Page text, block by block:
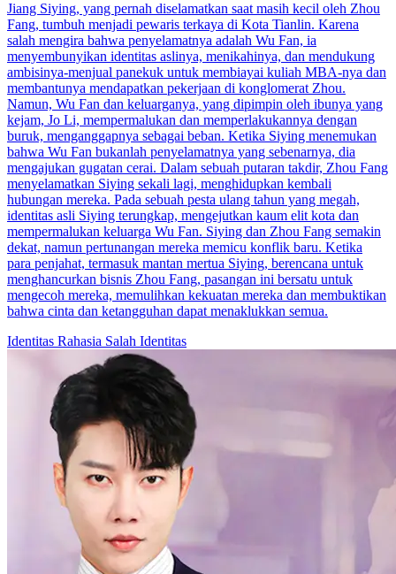
Jiang Siying, yang pernah diselamatkan saat masih kecil oleh Zhou
Fang, tumbuh menjadi pewaris terkaya di Kota Tianlin. Karena
salah mengira bahwa penyelamatnya adalah Wu Fan, ia
menyembunyikan identitas aslinya, menikahinya, dan mendukung
ambisinya-menjual panekuk untuk membiayai kuliah MBA-nya dan
membantunya mendapatkan pekerjaan di konglomerat Zhou.
Namun, Wu Fan dan keluarganya, yang dipimpin oleh ibunya yang
kejam, Jo Li, mempermalukan dan memperlakukannya dengan
buruk, menganggapnya sebagai beban. Ketika Siying menemukan
bahwa Wu Fan bukanlah penyelamatnya yang sebenarnya, dia
mengajukan gugatan cerai. Dalam sebuah putaran takdir, Zhou Fang
menyelamatkan Siying sekali lagi, menghidupkan kembali
hubungan mereka. Pada sebuah pesta ulang tahun yang megah,
identitas asli Siying terungkap, mengejutkan kaum elit kota dan
mempermalukan keluarga Wu Fan. Siying dan Zhou Fang semakin
dekat, namun pertunangan mereka memicu konflik baru. Ketika
para penjahat, termasuk mantan mertua Siying, berencana untuk
menghancurkan bisnis Zhou Fang, pasangan ini bersatu untuk
mengecoh mereka, memulihkan kekuatan mereka dan membuktikan
bahwa cinta dan ketangguhan dapat menaklukkan semua.
Identitas Rahasia Salah Identitas